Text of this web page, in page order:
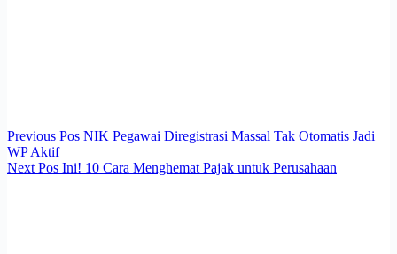
Previous Pos NIK Pegawai Diregistrasi Massal Tak Otomatis Jadi
WP Aktif
Next Pos Ini! 10 Cara Menghemat Pajak untuk Perusahaan